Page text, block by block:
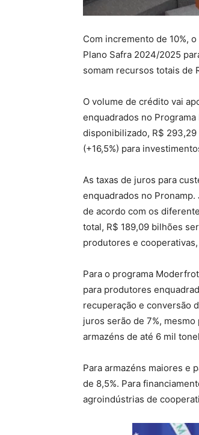
Com incremento de 10%,
Plano Safra 2024/2025
somam recursos totais de
O volume de crédito vai
enquadrados no
disponibilizado, R$ 293,29
(+16,5%) para
As taxas de juros para
enquadrados no Pronamp.
de acordo com os
total, R$ 189,09 bilhões
produtores e
Para o programa
para produtores
recuperação e conversão
juros serão de 7%,
armazéns de até 6 mil
Para armazéns maiores e
de 8,5%. Para
agroindústrias de